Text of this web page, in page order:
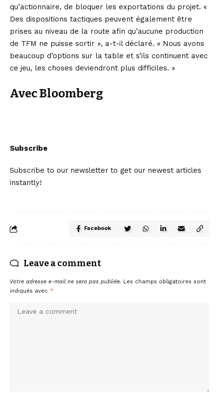
qu’actionnaire, de bloquer les exportations du projet. «
Des dispositions tactiques peuvent également être
prises au niveau de la route afin qu’aucune production
de TFM ne puisse sortir », a-t-il déclaré. « Nous avons
beaucoup d’options sur la table et s’ils continuent avec
ce jeu, les choses deviendront plus difficiles. »
Avec Bloomberg
Subscribe
Subscribe to our newsletter to get our newest articles
instantly!
Facebook
Leave a comment
Votre adresse e-mail ne sera pas publiée. Les champs obligatoires sont
indiqués avec *